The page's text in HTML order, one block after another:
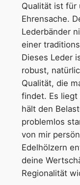
Qualität ist für
Ehrensache.
Lederbänder
einer
Dieses Leder
robust,
Qualität, die
findet. Es liegt
hält den
problemlos
von mir
Edelhölzern
deine
Regionalität